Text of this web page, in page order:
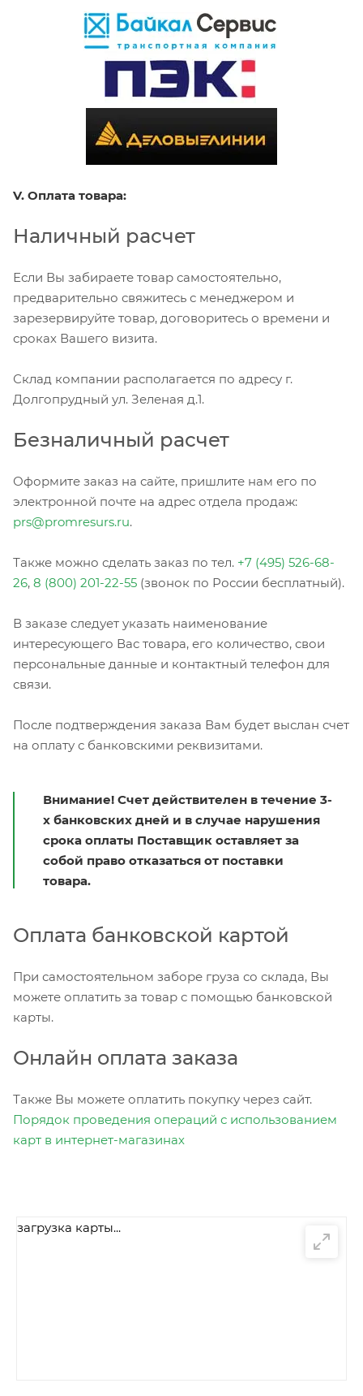
V. Оплата товара:
Наличный расчет
Если Вы забираете товар самостоятельно,
предварительно свяжитесь с менеджером и
зарезервируйте товар, договоритесь о времени и
сроках Вашего визита.
Склад компании располагается по адресу г.
Долгопрудный ул. Зеленая д.1.
Безналичный расчет
Оформите заказ на сайте, пришлите нам его по
электронной почте на адрес отдела продаж:
prs@promresurs.ru.
Также можно сделать заказ по тел. +7 (495) 526-68-
26, 8 (800) 201-22-55 (звонок по России бесплатный).
В заказе следует указать наименование
интересующего Вас товара, его количество, свои
персональные данные и контактный телефон для
связи.
После подтверждения заказа Вам будет выслан счет
на оплату с банковскими реквизитами.
Внимание! Счет действителен в течение 3-
х банковских дней и в случае нарушения
срока оплаты Поставщик оставляет за
собой право отказаться от поставки
товара.
Оплата банковской картой
При самостоятельном заборе груза со склада, Вы
можете оплатить за товар с помощью банковской
карты.
Онлайн оплата заказа
Также Вы можете оплатить покупку через сайт.
Порядок проведения операций с использованием
карт в интернет-магазинах
загрузка карты...